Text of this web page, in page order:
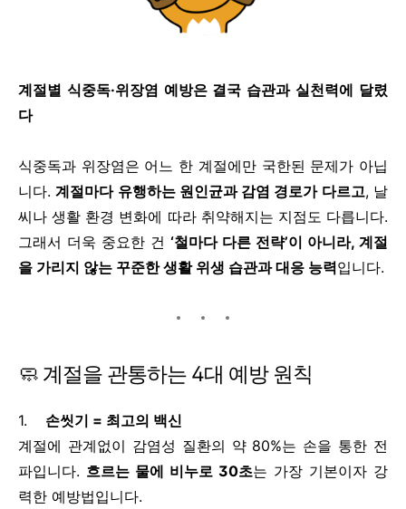
계절별 식중독·위장염 예방은 결국 습관과 실천력에 달렸
다
식중독과 위장염은 어느 한 계절에만 국한된 문제가 아닙
니다.계절마다 유행하는 원인균과 감염 경로가 다르고, 날
씨나 생활 환경 변화에 따라 취약해지는 지점도 다릅니다.
그래서 더욱 중요한 건 ‘철마다 다른 전략’이 아니라, 계절
을 가리지 않는 꾸준한 생활 위생 습관과 대응 능력입니다.
🧼 계절을 관통하는 4대 예방 원칙
1. 손씻기 = 최고의 백신
계절에 관계없이 감염성 질환의 약 80%는 손을 통한 전
파입니다. 흐르는 물에 비누로 30초는 가장 기본이자 강
력한 예방법입니다.